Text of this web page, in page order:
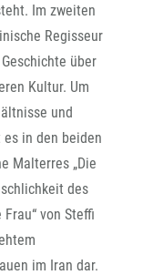
Im zweiten
Regisseur
über
Kultur. Um
und
in den beiden
Malterres „Die
des
von Steffi
im Iran dar.